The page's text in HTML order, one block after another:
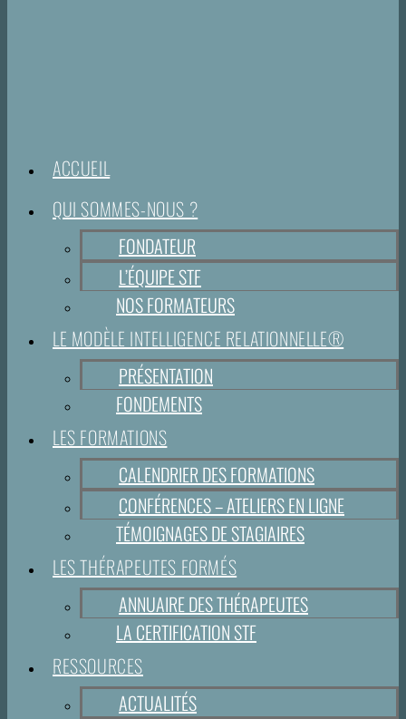
ACCUEIL
QUI SOMMES-NOUS ?
FONDATEUR
L’ÉQUIPE STF
NOS FORMATEURS
LE MODÈLE INTELLIGENCE RELATIONNELLE®
PRÉSENTATION
FONDEMENTS
LES FORMATIONS
CALENDRIER DES FORMATIONS
CONFÉRENCES – ATELIERS EN LIGNE
TÉMOIGNAGES DE STAGIAIRES
LES THÉRAPEUTES FORMÉS
ANNUAIRE DES THÉRAPEUTES
LA CERTIFICATION STF
RESSOURCES
ACTUALITÉS